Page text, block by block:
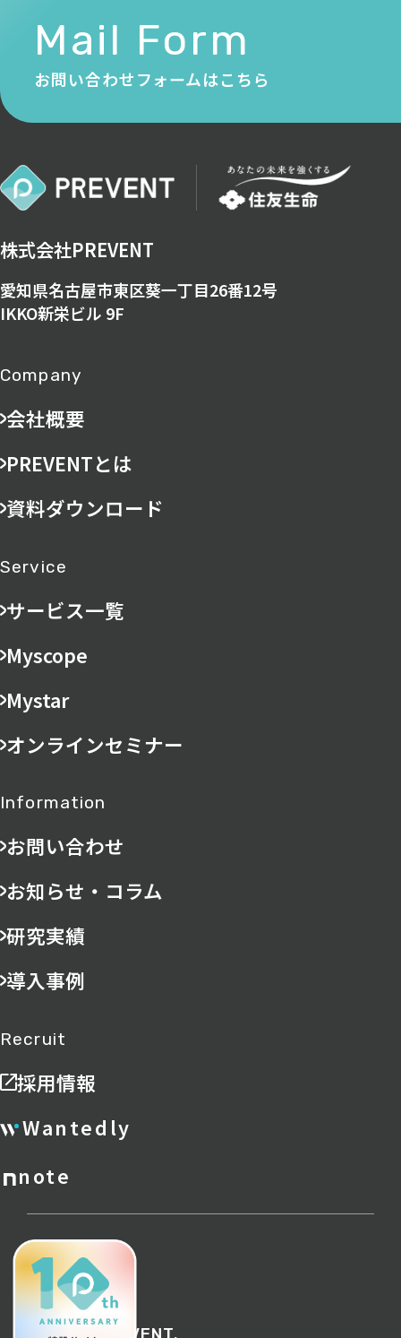
Mail Form
お問い合わせフォームはこちら
株式会社PREVENT
愛知県名古屋市東区葵一丁目26番12号
IKKO新栄ビル 9F
Company
会社概要
PREVENTとは
資料ダウンロード
Service
サービス一覧
Myscope
Mystar
オンラインセミナー
Information
お問い合わせ
お知らせ・コラム
研究実績
導入事例
Recruit
採用情報
Wantedly
note
ポリシー
サイトマップ
©︎ 2026 PREVENT.